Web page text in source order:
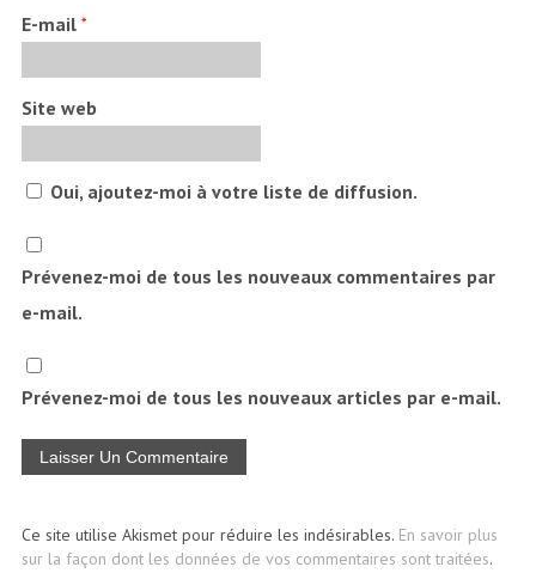
E-mail *
Site web
Oui, ajoutez-moi à votre liste de diffusion.
Prévenez-moi de tous les nouveaux commentaires par
e-mail.
Prévenez-moi de tous les nouveaux articles par e-mail.
Ce site utilise Akismet pour réduire les indésirables. En savoir plus
sur la façon dont les données de vos commentaires sont traitées.